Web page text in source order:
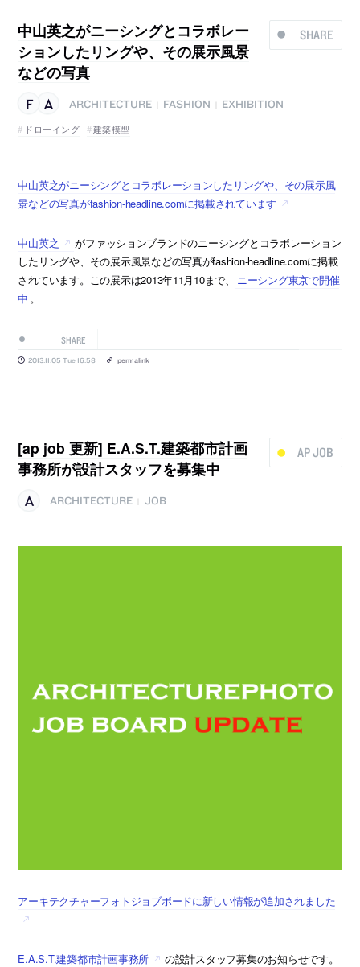
SHARE
中山英之がニーシングとコラボレー
ションしたリングや、その展示風景
などの写真
ARCHITECTURE FASHION
EXHIBITION
ドローイング
建築模型
中山英之がニーシングとコラボレーションしたリングや、その展示風
景などの写真がfashion-headline.comに掲載されています
中山英之
がファッションブランドのニーシングとコラボレーション
したリングや、その展示風景などの写真がfashion-headline.comに掲載
されています。この展示は2013年11月10まで、
ニーシング東京で開催
中 。
SHARE
2013.11.05 Tue 16:58 permalink
AP JOB
[ap job 更新] E.A.S.T.建築都市計画
事務所が設計スタッフを募集中
ARCHITECTURE JOB
アーキテクチャーフォトジョブボードに新しい情報が追加されました
E.A.S.T.建築都市計画事務所 の設計スタッフ募集のお知らせです。